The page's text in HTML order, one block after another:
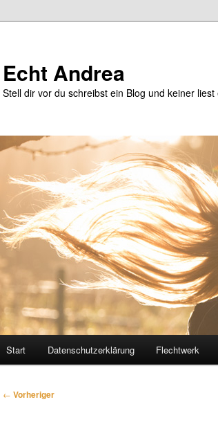
Echt Andrea
Stell dir vor du schreibst ein Blog und keiner liest
Start Datenschutzerklärung Flechtwerk
Beitragsnavigation
← Vorheriger